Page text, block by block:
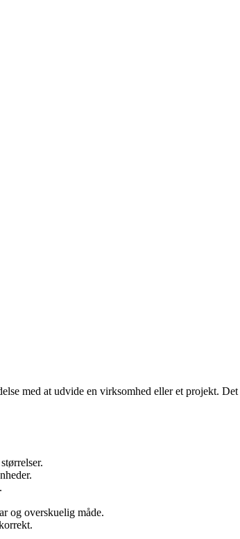
med at udvide en virksomhed eller et projekt.
og overskuelig måde.